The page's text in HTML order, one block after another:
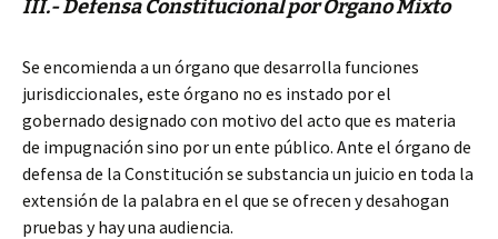
III.- Defensa Constitucional por Órgano Mixto
Se encomienda a un órgano que desarrolla funciones
jurisdiccionales, este órgano no es instado por el
gobernado designado con motivo del acto que es materia
de impugnación sino por un ente público. Ante el órgano de
defensa de la Constitución se substancia un juicio en toda la
extensión de la palabra en el que se ofrecen y desahogan
pruebas y hay una audiencia.